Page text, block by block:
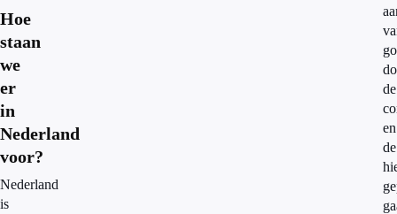
Hoe
staan
we
er
in
Nederland
voor?
Nederland
is
de
en
de